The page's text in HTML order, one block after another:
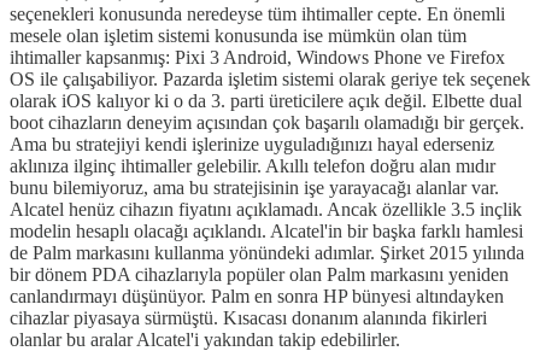
seçenekleri konusunda neredeyse tüm ihtimaller cepte. En önemli
mesele olan işletim sistemi konusunda ise mümkün olan tüm
ihtimaller kapsanmış: Pixi 3 Android, Windows Phone ve Firefox
OS ile çalışabiliyor. Pazarda işletim sistemi olarak geriye tek seçenek
olarak iOS kalıyor ki o da 3. parti üreticilere açık değil. Elbette dual
boot cihazların deneyim açısından çok başarılı olamadığı bir gerçek.
Ama bu stratejiyi kendi işlerinize uyguladığınızı hayal ederseniz
aklınıza ilginç ihtimaller gelebilir. Akıllı telefon doğru alan mıdır
bunu bilemiyoruz, ama bu stratejisinin işe yarayacağı alanlar var.
Alcatel henüz cihazın fiyatını açıklamadı. Ancak özellikle 3.5 inçlik
modelin hesaplı olacağı açıklandı. Alcatel'in bir başka farklı hamlesi
de Palm markasını kullanma yönündeki adımlar. Şirket 2015 yılında
bir dönem PDA cihazlarıyla popüler olan Palm markasını yeniden
canlandırmayı düşünüyor. Palm en sonra HP bünyesi altındayken
cihazlar piyasaya sürmüştü. Kısacası donanım alanında fikirleri
olanlar bu aralar Alcatel'i yakından takip edebilirler.